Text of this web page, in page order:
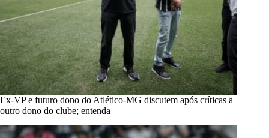
Ex-VP e futuro dono do Atlético-MG discutem após críticas a
outro dono do clube; entenda